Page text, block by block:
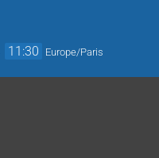
11:30 Europe/Paris